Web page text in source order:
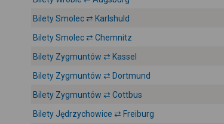
Bilety Smolec ⇄ Karlshuld
Bilety Smolec ⇄ Chemnitz
Bilety Zygmuntów ⇄ Kassel
Bilety Zygmuntów ⇄ Dortmund
Bilety Zygmuntów ⇄ Cottbus
Bilety Jędrzychowice ⇄ Freiburg